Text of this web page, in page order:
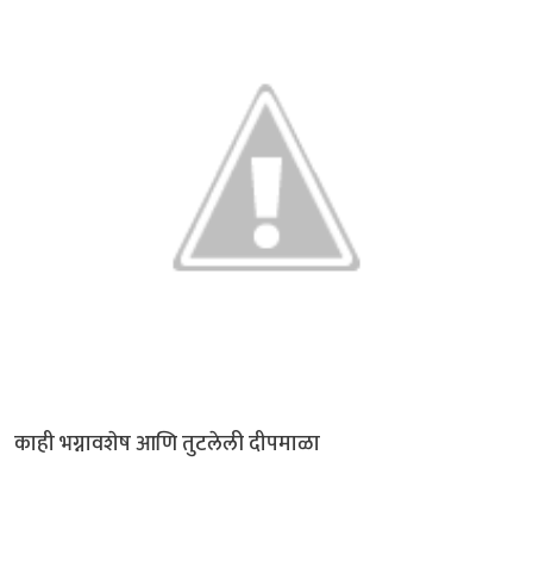
काही भग्नावशेष आणि तुटलेली दीपमाळा